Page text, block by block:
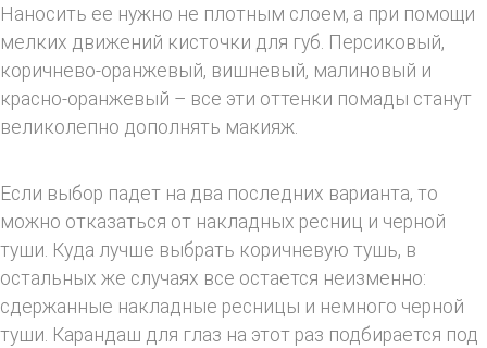
Наносить ее нужно не плотным слоем, а при помощи
мелких движений кисточки для губ. Персиковый,
коричнево-оранжевый, вишневый, малиновый и
красно-оранжевый – все эти оттенки помады станут
великолепно дополнять макияж.
Если выбор падет на два последних варианта, то
можно отказаться от накладных ресниц и черной
туши. Куда лучше выбрать коричневую тушь, в
остальных же случаях все остается неизменно:
сдержанные накладные ресницы и немного черной
туши. Карандаш для глаз на этот раз подбирается под